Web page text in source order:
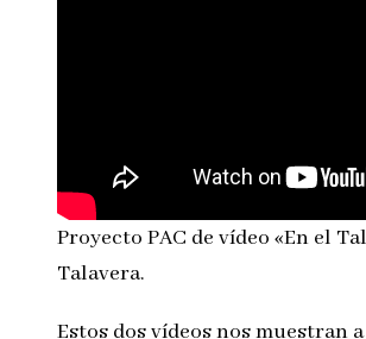
Proyecto PAC de vídeo «En el
Talavera.
Estos dos vídeos nos muestran